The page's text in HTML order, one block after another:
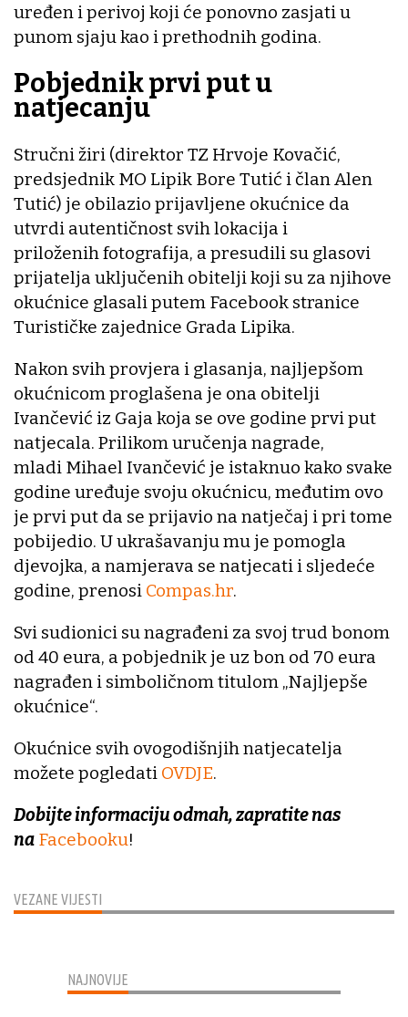
VEZANE VIJESTI
uređen i perivoj koji će ponovno zasjati u
punom sjaju kao i prethodnih godina.
Pobjednik prvi put u
natjecanju
Stručni žiri (direktor TZ Hrvoje Kovačić,
predsjednik MO Lipik Bore Tutić i član Alen
Tutić) je obilazio prijavljene okućnice da
utvrdi autentičnost svih lokacija i
priloženih fotografija, a presudili su glasovi
prijatelja uključenih obitelji koji su za njihove
okućnice glasali putem Facebook stranice
Turističke zajednice Grada Lipika.
Nakon svih provjera i glasanja, najljepšom
okućnicom proglašena je ona obitelji
Ivančević iz Gaja koja se ove godine prvi put
natjecala. Prilikom uručenja nagrade,
mladi Mihael Ivančević je istaknuo kako svake
godine uređuje svoju okućnicu, međutim ovo
je prvi put da se prijavio na natječaj i pri tome
pobijedio. U ukrašavanju mu je pomogla
djevojka, a namjerava se natjecati i sljedeće
godine, prenosi Compas.hr.
Svi sudionici su nagrađeni za svoj trud bonom
od 40 eura, a pobjednik je uz bon od 70 eura
nagrađen i simboličnom titulom „Najljepše
okućnice“.
Okućnice svih ovogodišnjih natjecatelja
možete pogledati OVDJE.
Dobijte informaciju odmah, zapratite nas
na Facebooku!
NAJNOVIJE